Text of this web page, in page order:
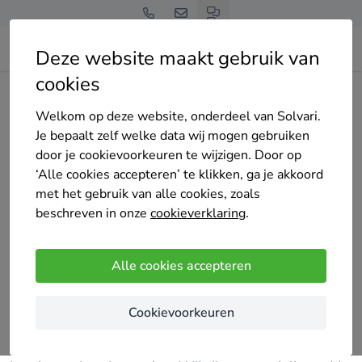
Deze website maakt gebruik van
cookies
Welkom op deze website, onderdeel van Solvari.
Je bepaalt zelf welke data wij mogen gebruiken
door je cookievoorkeuren te wijzigen. Door op
‘Alle cookies accepteren’ te klikken, ga je akkoord
met het gebruik van alle cookies, zoals
beschreven in onze cookieverklaring.
Alle cookies accepteren
Cookievoorkeuren
Home Bedrijven overzicht
De Ontmos-Specialist
(4 reviews)
Bij de Ontmos-Specialist begrijpen we hoe